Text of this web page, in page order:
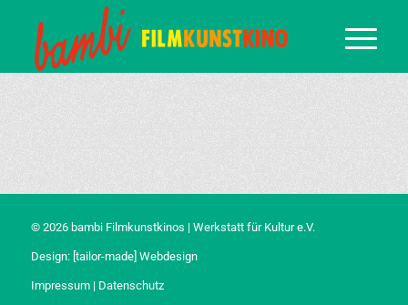
© 2026 bambi Filmkunstkinos | Werkstatt für Kultur e.V.
Design: [tailor-made] Webdesign
Impressum| Datenschutz